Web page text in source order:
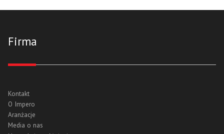
Firma
Kontakt
O Impero
Aranżacje
Media o nas